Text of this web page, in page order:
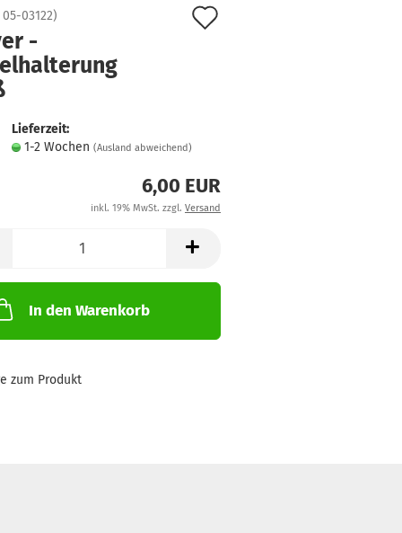
05-03122)
-
Lieferzeit:
1-2 Wochen (Ausland abweichend)
6,00 EUR
inkl. 19% MwSt. zzgl. Versand
In den Warenkorb
zum Produkt